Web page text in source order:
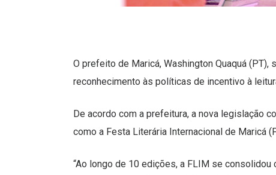
O prefeito de Maricá, Washington Quaquá (PT),
reconhecimento às políticas de incentivo à
De acordo com a prefeitura, a nova legislação
como a Festa Literária Internacional de Maricá
“Ao longo de 10 edições, a FLIM se